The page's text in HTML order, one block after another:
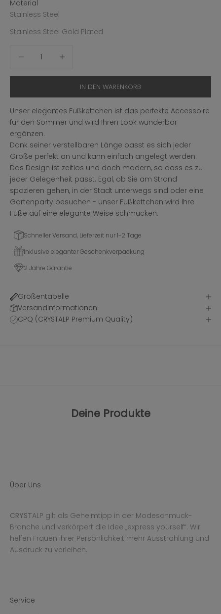
Material
Stainless Steel
Stainless Steel Gold Plated
IN DEN WARENKORB
Unser elegantes Fußkettchen ist das perfekte Accessoire
für den Sommer und wird Ihren Look wunderbar
ergänzen.
Dank seiner verstellbaren Länge passt es sich jeder
Größe perfekt an und kann einfach angelegt werden.
Das Design ist zeitlos und doch modern, so dass es zu
jeder Gelegenheit passt. Egal, ob Sie am Strand
spazieren gehen, in der Stadt unterwegs sind oder eine
Gartenparty besuchen - unser Fußkettchen wird Ihre
Füße auf eine elegante Weise schmücken.
Schneller Versand, Lieferzeit nur 1-2 Tage
Inklusive eleganter Geschenkverpackung
2 Jahre Garantie
Größentabelle
Versandinformationen
CPQ (CRYSTALP Premium Quality)
Deine Produkte
Über Uns
CRYSTALP gilt als Geheimtipp in der Modeschmuck-
Branche und verkörpert die Idee „express yourself“. Wir
helfen Frauen ihrer Persönlichkeit mehr Ausstrahlung und
Ausdruck zu verleihen.
Service